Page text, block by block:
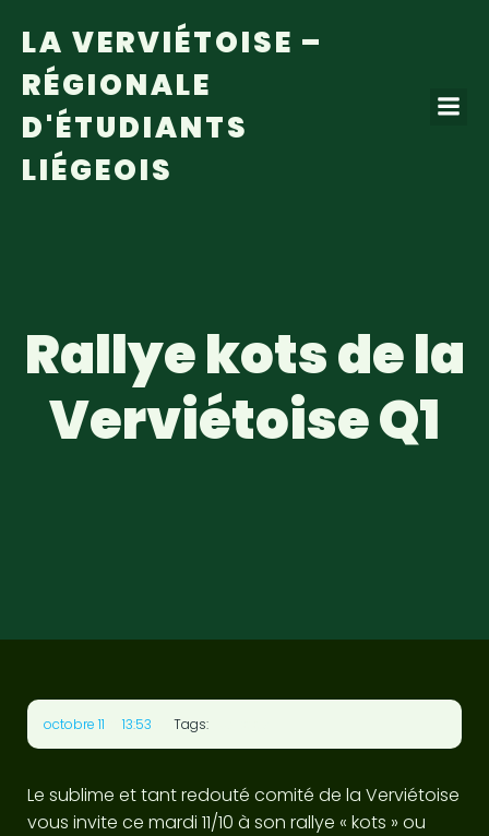
LA VERVIÉTOISE –
RÉGIONALE
D'ÉTUDIANTS
LIÉGEOIS
Rallye kots de la
Verviétoise Q1
octobre 11 13:53 Tags:
Le sublime et tant redouté comité de la Verviétoise
vous invite ce mardi 11/10 à son rallye « kots » ou